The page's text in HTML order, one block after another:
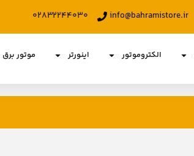
info@bahramistore.ir ۰۲۸۳۲۲۴۴۰۳۰
الکتروموتور اینورتر موتور برق